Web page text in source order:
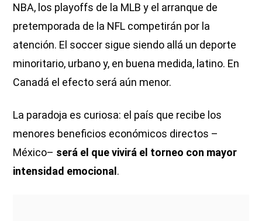
NBA, los playoffs de la MLB y el arranque de
pretemporada de la NFL competirán por la
atención. El soccer sigue siendo allá un deporte
minoritario, urbano y, en buena medida, latino. En
Canadá el efecto será aún menor.
La paradoja es curiosa: el país que recibe los
menores beneficios económicos directos –
México– será el que vivirá el torneo con mayor
intensidad emocional.